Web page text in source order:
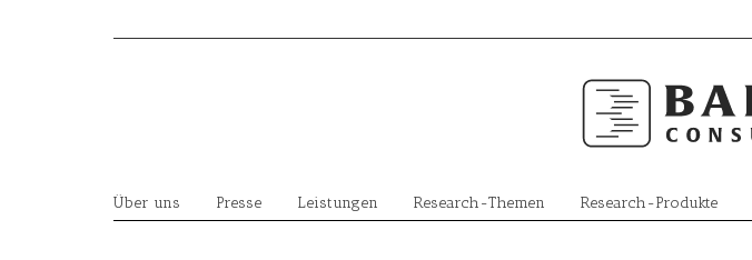
Über uns Presse Leistungen Research-Themen Research-Produkte